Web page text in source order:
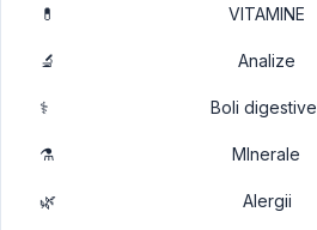
💊 VITAMINE
🔬 Analize
⚕️ Boli digestive
⚗️ MInerale
🌿 Alergii